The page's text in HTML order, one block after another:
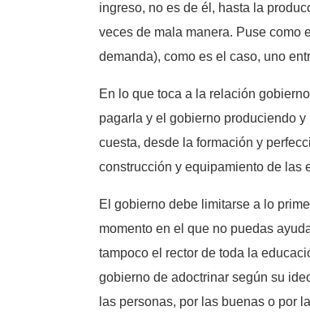
ingreso, no es de él, hasta la
veces de mala manera. Puse como
demanda), como es el caso, uno
En lo que toca a la relación
pagarla y el gobierno produciendo
cuesta, desde la formación y
construcción y equipamiento de las
El gobierno debe limitarse a lo
momento en el que no puedas
tampoco el rector de toda la
gobierno de adoctrinar según su
las personas, por las buenas o por